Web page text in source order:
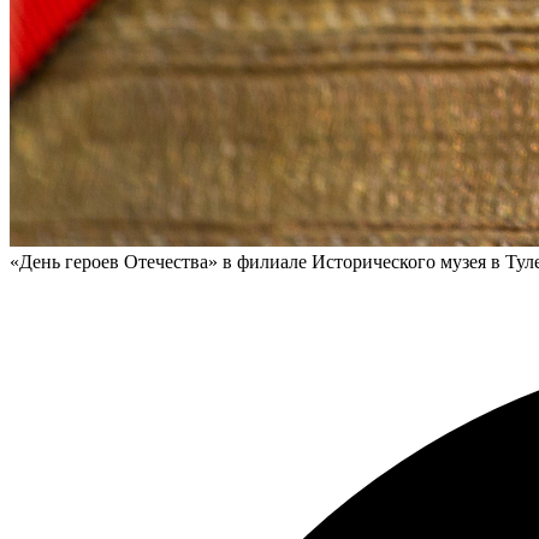
«День героев Отечества» в филиале Исторического музея в